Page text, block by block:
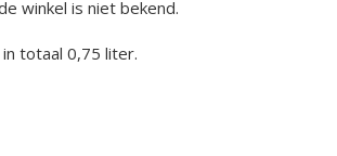
winkel is niet bekend.
totaal 0,75 liter.